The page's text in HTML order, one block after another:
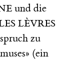
und die
LÈVRES
zu
(ein